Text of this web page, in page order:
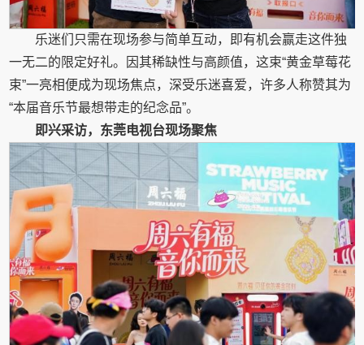
乐迷们只需在现场参与简单互动，即有机会赢走这件独
一无二的限定好礼。因其稀缺性与高颜值，这束“黄金草莓花
束”一亮相便成为现场焦点，深受乐迷喜爱，许多人称赞其为
“本届音乐节最想带走的纪念品”。
即兴采访，东莞电视台现场聚焦